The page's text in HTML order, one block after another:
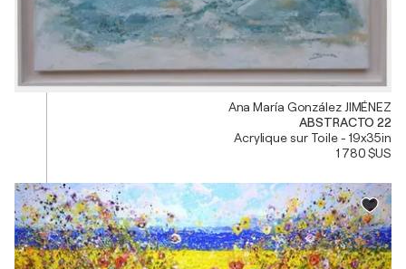
Ana María González JIMÉNEZ
ABSTRACTO 22
Acrylique sur Toile - 19x35in
1 780 $US